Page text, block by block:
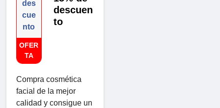
des
cue
nto
OFER
TA
descuen
to
Compra cosmética
facial de la mejor
calidad y consigue un